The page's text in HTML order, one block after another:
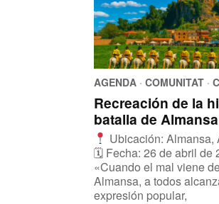
AGENDA · COMUNITAT ·
Recreación de la
batalla de Almansa
Ubicación: Almansa,
🗓 Fecha: 26 de abril de
«Cuando el mal viene
Almansa, a todos
expresión popular,